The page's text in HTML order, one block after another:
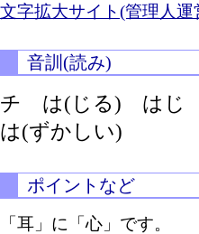
文字拡大サイト(管理人運
音訓(読み)
チ は(じる) はじ
は(ずかしい)
ポイントなど
「耳」に「心」です。